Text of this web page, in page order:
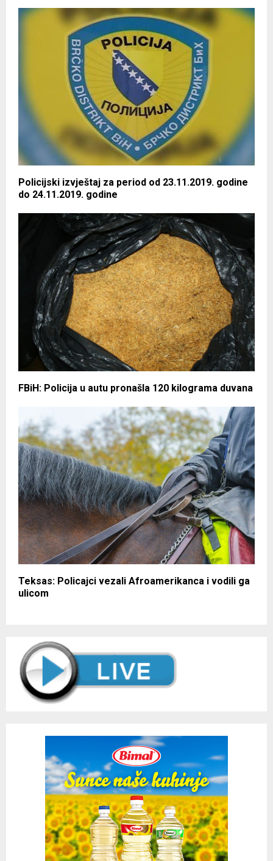
Policijski izvještaj za period od 23.11.2019. godine
do 24.11.2019. godine
FBiH: Policija u autu pronašla 120 kilograma duvana
Teksas: Policajci vezali Afroamerikanca i vodili ga
ulicom